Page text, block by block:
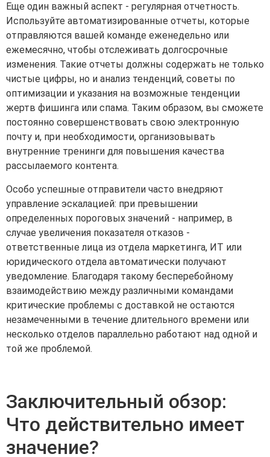
Еще один важный аспект - регулярная отчетность.
Используйте автоматизированные отчеты, которые
отправляются вашей команде еженедельно или
ежемесячно, чтобы отслеживать долгосрочные
изменения. Такие отчеты должны содержать не только
чистые цифры, но и анализ тенденций, советы по
оптимизации и указания на возможные тенденции
жертв фишинга или спама. Таким образом, вы сможете
постоянно совершенствовать свою электронную
почту и, при необходимости, организовывать
внутренние тренинги для повышения качества
рассылаемого контента.
Особо успешные отправители часто внедряют
управление эскалацией: при превышении
определенных пороговых значений - например, в
случае увеличения показателя отказов -
ответственные лица из отдела маркетинга, ИТ или
юридического отдела автоматически получают
уведомление. Благодаря такому бесперебойному
взаимодействию между различными командами
критические проблемы с доставкой не остаются
незамеченными в течение длительного времени или
несколько отделов параллельно работают над одной и
той же проблемой.
Заключительный обзор:
Что действительно имеет
значение?